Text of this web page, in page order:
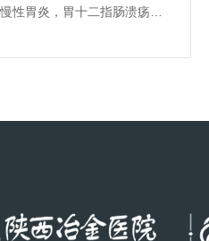
性胃炎，胃十二指肠溃疡等